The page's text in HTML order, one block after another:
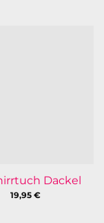
Dackel
19,95 €